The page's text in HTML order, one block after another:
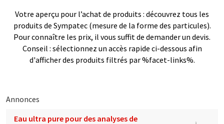
Votre aperçu pour l’achat de produits : découvrez tous les
produits de Sympatec (mesure de la forme des particules).
Pour connaître les prix, il vous suffit de demander un devis.
Conseil : sélectionnez un accès rapide ci-dessous afin
d'afficher des produits filtrés par %facet-links%.
Annonces
Eau ultra pure pour des analyses de